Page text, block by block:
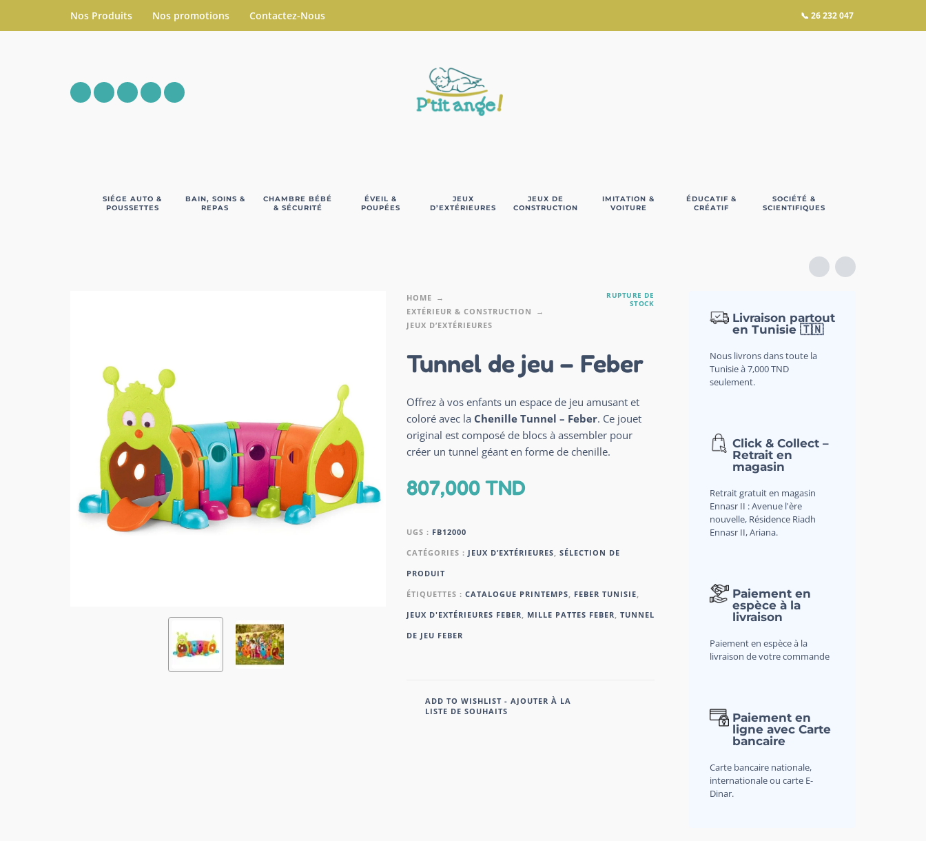
Nos Produits Nos promotions Contactez-Nous 📞 26 232 047
SIÉGE AUTO &
POUSSETTES
BAIN, SOINS &
REPAS
CHAMBRE BÉBÉ
& SÉCURITÉ
ÉVEIL &
POUPÉES
JEUX
D’EXTÉRIEURES
JEUX DE
CONSTRUCTION
IMITATION &
VOITURE
ÉDUCATIF &
CRÉATIF
SOCIÉTÉ &
SCIENTIFIQUES
HOME
EXTÉRIEUR & CONSTRUCTION
JEUX D’EXTÉRIEURES
RUPTURE DE
STOCK
Tunnel de jeu – Feber
Offrez à vos enfants un espace de jeu amusant et
coloré avec la Chenille Tunnel – Feber. Ce jouet
original est composé de blocs à assembler pour
créer un tunnel géant en forme de chenille.
807,000TND
UGS : FB12000
CATÉGORIES : JEUX D’EXTÉRIEURES, SÉLECTION DE
PRODUIT
ÉTIQUETTES : CATALOGUE PRINTEMPS, FEBER TUNISIE,
JEUX D'EXTÉRIEURES FEBER, MILLE PATTES FEBER, TUNNEL
DE JEU FEBER
ADD TO WISHLIST - AJOUTER À LA
LISTE DE SOUHAITS
Livraison partout
en Tunisie 🇹🇳
Nous livrons dans toute la
Tunisie à 7,000 TND
seulement.
Click & Collect –
Retrait en
magasin
Retrait gratuit en magasin
Ennasr II : Avenue l'ère
nouvelle, Résidence Riadh
Ennasr II, Ariana.
Paiement en
espèce à la
livraison
Paiement en espèce à la
livraison de votre commande
Paiement en
ligne avec Carte
bancaire
Carte bancaire nationale,
internationale ou carte E-
Dinar.